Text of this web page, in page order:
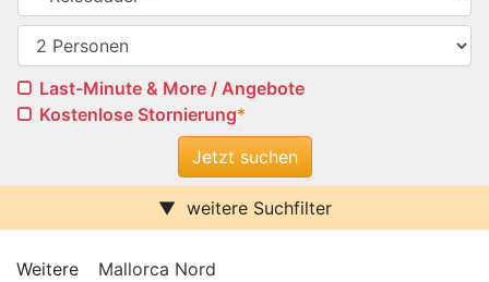
Last-Minute & More / Angebote
Kostenlose Stornierung*
weitere Suchfilter
Sauna
Weitere
Mallorca Nord